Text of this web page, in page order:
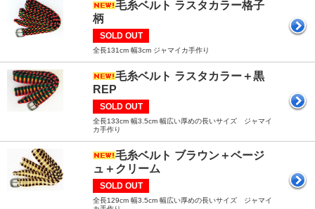
毛糸ベルト ラスタカラー格子
柄
SOLD OUT
全長131cm 幅3cm ジャマイカ手作り
毛糸ベルト ラスタカラー＋黒
REP
SOLD OUT
全長133cm 幅3.5cm 幅広い厚めの長いサイズ ジャマイ
カ手作り
毛糸ベルト ブラウン＋ベージ
ュ＋クリーム
SOLD OUT
全長129cm 幅3.5cm 幅広い厚めの長いサイズ ジャマイ